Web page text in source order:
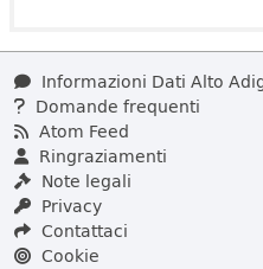
Informazioni Dati Alto
Domande frequenti
Atom Feed
Ringraziamenti
Note legali
Privacy
Contattaci
Cookie